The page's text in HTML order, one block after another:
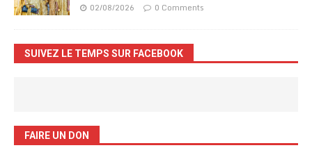
02/08/2026 0 Comments
SUIVEZ LE TEMPS SUR FACEBOOK
FAIRE UN DON